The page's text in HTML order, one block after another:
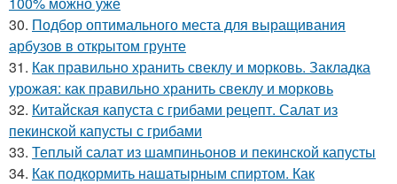
30. Подбор оптимального места для выращивания
арбузов в открытом грунте
31. Как правильно хранить свеклу и морковь. Закладка
урожая: как правильно хранить свеклу и морковь
32. Китайская капуста с грибами рецепт. Салат из
пекинской капусты с грибами
33. Теплый салат из шампиньонов и пекинской капусты
34. Как подкормить нашатырным спиртом. Как